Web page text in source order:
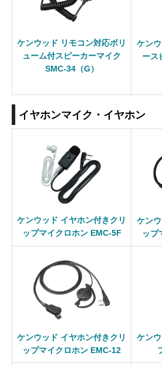
ケンウッド リモコン対応ボリ
ューム付スピーカーマイク
SMC-34（G）
ケン
ース
イヤホンマイク・イヤホン
ケンウッド イヤホン付きクリ
ップマイクロホン EMC-5F
ケン
ップ
ケンウッド イヤホン付きクリ
ップマイクロホン EMC-12
ケン